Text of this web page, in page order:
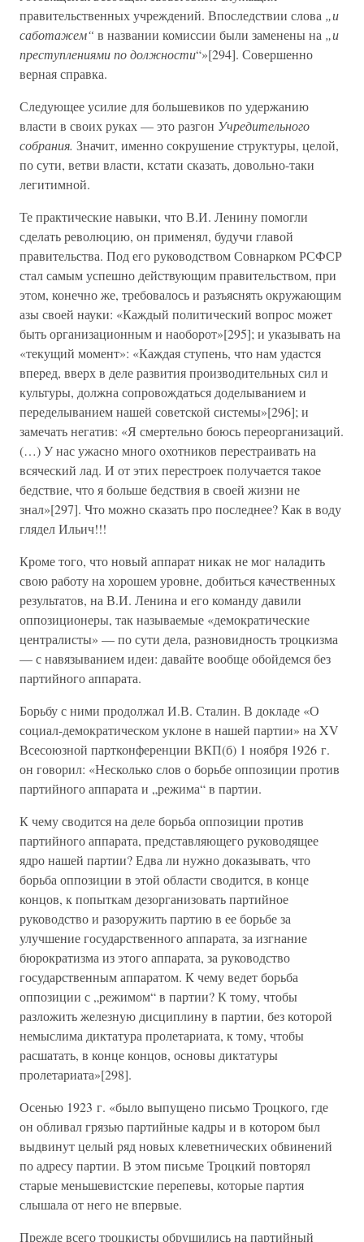
правительственных учреждений. Впоследствии слова „и
саботажем“ в названии комиссии были заменены на „и
преступлениями по должности“»[294]. Совершенно
верная справка.
Следующее усилие для большевиков по удержанию
власти в своих руках — это разгон Учредительного
собрания. Значит, именно сокрушение структуры, целой,
по сути, ветви власти, кстати сказать, довольно-таки
легитимной.
Те практические навыки, что В.И. Ленину помогли
сделать революцию, он применял, будучи главой
правительства. Под его руководством Совнарком РСФСР
стал самым успешно действующим правительством, при
этом, конечно же, требовалось и разъяснять окружающим
азы своей науки: «Каждый политический вопрос может
быть организационным и наоборот»[295]; и указывать на
«текущий момент»: «Каждая ступень, что нам удастся
вперед, вверх в деле развития производительных сил и
культуры, должна сопровождаться доделыванием и
переделыванием нашей советской системы»[296]; и
замечать негатив: «Я смертельно боюсь переорганизаций.
(…) У нас ужасно много охотников перестраивать на
всяческий лад. И от этих перестроек получается такое
бедствие, что я больше бедствия в своей жизни не
знал»[297]. Что можно сказать про последнее? Как в воду
глядел Ильич!!!
Кроме того, что новый аппарат никак не мог наладить
свою работу на хорошем уровне, добиться качественных
результатов, на В.И. Ленина и его команду давили
оппозиционеры, так называемые «демократические
централисты» — по сути дела, разновидность троцкизма
— с навязыванием идеи: давайте вообще обойдемся без
партийного аппарата.
Борьбу с ними продолжал И.В. Сталин. В докладе «О
социал-демократическом уклоне в нашей партии» на XV
Всесоюзной партконференции ВКП(б) 1 ноября 1926 г.
он говорил: «Несколько слов о борьбе оппозиции против
партийного аппарата и „режима“ в партии.
К чему сводится на деле борьба оппозиции против
партийного аппарата, представляющего руководящее
ядро нашей партии? Едва ли нужно доказывать, что
борьба оппозиции в этой области сводится, в конце
концов, к попыткам дезорганизовать партийное
руководство и разоружить партию в ее борьбе за
улучшение государственного аппарата, за изгнание
бюрократизма из этого аппарата, за руководство
государственным аппаратом. К чему ведет борьба
оппозиции с „режимом“ в партии? К тому, чтобы
разложить железную дисциплину в партии, без которой
немыслима диктатура пролетариата, к тому, чтобы
расшатать, в конце концов, основы диктатуры
пролетариата»[298].
Осенью 1923 г. «было выпущено письмо Троцкого, где
он обливал грязью партийные кадры и в котором был
выдвинут целый ряд новых клеветнических обвинений
по адресу партии. В этом письме Троцкий повторял
старые меньшевистские перепевы, которые партия
слышала от него не впервые.
Прежде всего троцкисты обрушились на партийный